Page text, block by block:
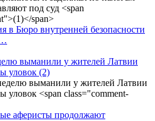
в Бюро внутренней безопасности
выманили у жителей Латвии
уловок (2)
аферисты продолжают